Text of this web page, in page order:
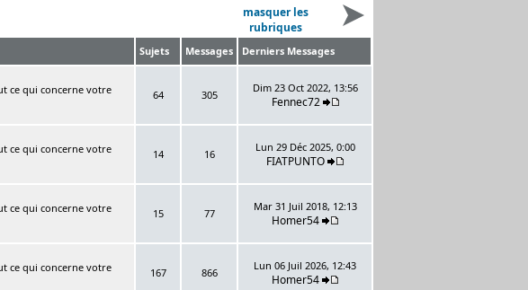
masquer les
rubriques
Sujets Messages Derniers Messages
ce qui concerne votre
64 305
Dim 23 Oct 2022, 13:56
Fennec72
ce qui concerne votre
14 16
Lun 29 Déc 2025, 0:00
FIATPUNTO
ce qui concerne votre
15 77
Mar 31 Juil 2018, 12:13
Homer54
ce qui concerne votre
167 866
Lun 06 Juil 2026, 12:43
Homer54